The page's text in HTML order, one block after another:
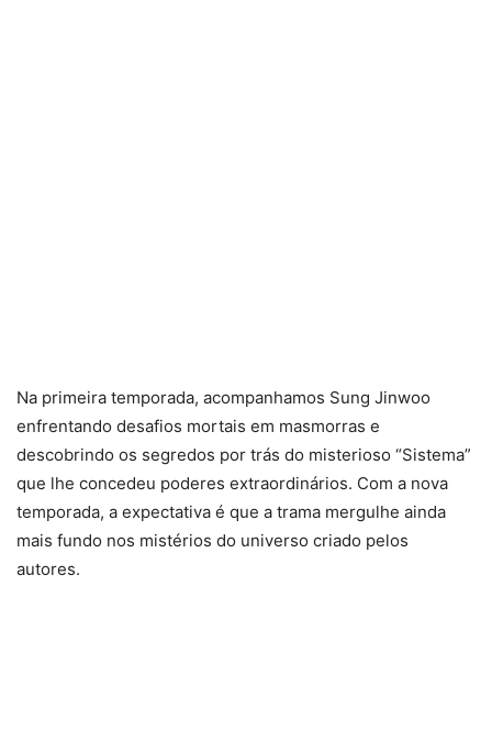
Na primeira temporada, acompanhamos Sung Jinwoo
enfrentando desafios mortais em masmorras e
descobrindo os segredos por trás do misterioso “Sistema”
que lhe concedeu poderes extraordinários. Com a nova
temporada, a expectativa é que a trama mergulhe ainda
mais fundo nos mistérios do universo criado pelos
autores.